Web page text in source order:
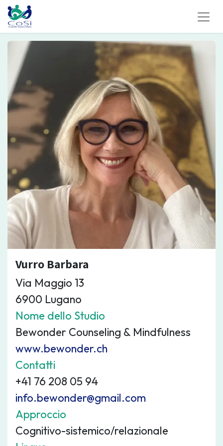
Vurro Barbara
Via Maggio 13
6900 Lugano
Nome dello Studio
Bewonder Counseling & Mindfulness
www.bewonder.ch
Contatti
+41 76 208 05 94
info.bewonder@gmail.com
Approccio
Cognitivo-sistemico/relazionale